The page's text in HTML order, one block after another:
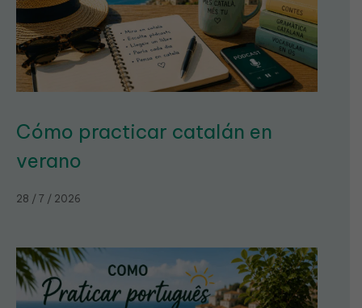
Cómo practicar catalán en
verano
28 / 7 / 2026